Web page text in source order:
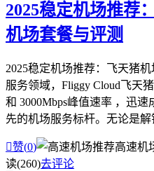
2025稳定机场推荐
机场套餐与评测
2025稳定机场推荐：飞天猪
服务领域，Fliggy Cloud飞天
和 3000Mbps峰值速率 ，迅
先的机场服务标杆。无论是解
赞(0) 高速机
读(260)去评论